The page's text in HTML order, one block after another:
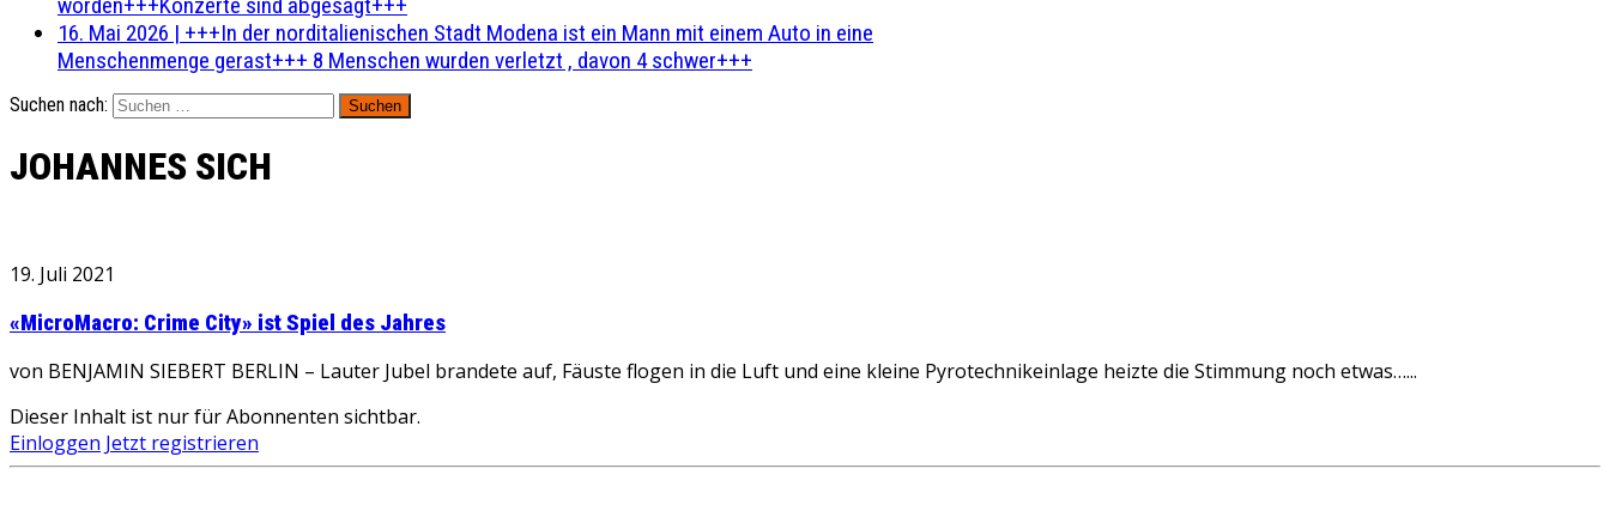
16. Mai 2026 | +++In der norditalienischen Stadt Modena ist ein Mann mit einem Auto in eine
Menschenmenge gerast+++ 8 Menschen wurden verletzt , davon 4 schwer+++
Suchen nach:
JOHANNES SICH
19. Juli 2021
«MicroMacro: Crime City» ist Spiel des Jahres
von BENJAMIN SIEBERT BERLIN – Lauter Jubel brandete auf, Fäuste flogen in die Luft und eine kleine Pyrotechnikeinlage heizte die Stimmung noch etwas…...
Dieser Inhalt ist nur für Abonnenten sichtbar.
Einloggen Jetzt registrieren